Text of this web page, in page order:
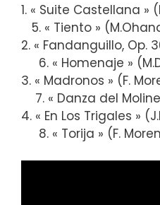
1. « Suite Castellana
5. « Tiento »
2. « Fandanguillo,
6. « Homenaje »
3. « Madronos »
7. « Danza del
4. « En Los
8. « Torija » (F.